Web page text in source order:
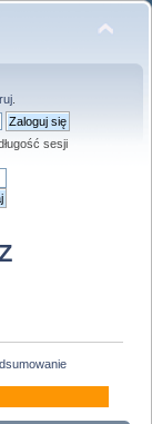
.
sesji